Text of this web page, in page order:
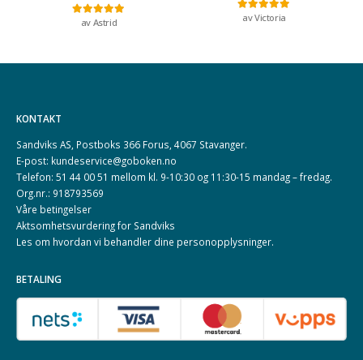
Vurdert5
av Astrid Vurdert5av 5
av Victoria
KONTAKT
Sandviks AS, Postboks 366 Forus, 4067 Stavanger.
E-post: kundeservice@goboken.no
Telefon: 51 44 00 51 mellom kl. 9-10:30 og 11:30-15 mandag – fredag.
Org.nr.: 918793569
Våre betingelser
Aktsomhetsvurdering for Sandviks
Les om hvordan vi behandler dine personopplysninger.
BETALING